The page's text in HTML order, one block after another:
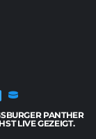
PANTHER
LIVE GEZEIGT.